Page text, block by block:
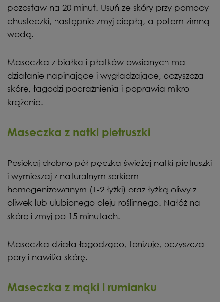
pozostaw na 20 minut. Usuń ze skóry przy pomocy
chusteczki, następnie zmyj ciepłą, a potem zimną
wodą.
Maseczka z białka i płatków owsianych ma
działanie napinające i wygładzające, oczyszcza
skórę, łagodzi podrażnienia i poprawia mikro
krążenie.
Maseczka z natki pietruszki
Posiekaj drobno pół pęczka świeżej natki pietruszki
i wymieszaj z naturalnym serkiem
homogenizowanym (1-2 łyżki) oraz łyżką oliwy z
oliwek lub ulubionego oleju roślinnego. Nałóż na
skórę i zmyj po 15 minutach.
Maseczka działa łagodząco, tonizuje, oczyszcza
pory i nawilża skórę.
Maseczka z mąki i rumianku